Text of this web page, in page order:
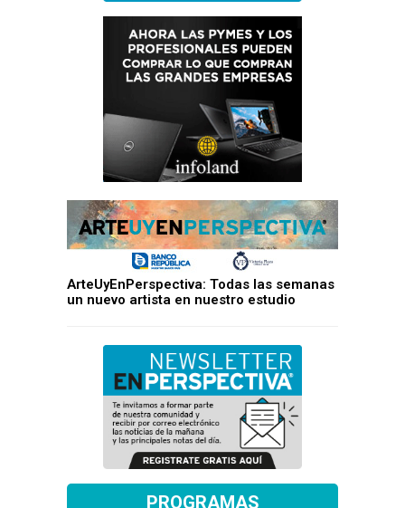
ArteUyEnPerspectiva: Todas las semanas
un nuevo artista en nuestro estudio
PROGRAMAS